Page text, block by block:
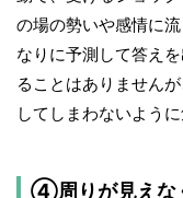
の場の勢いや感情に
なりに予測して答え
ることはありません
してしまわないよう
④周りが見えな